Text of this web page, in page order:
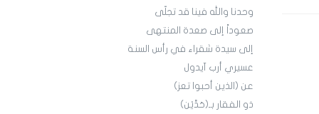
وحدنا والله فينا قد تجلّى
صعوداً إلى صعدة المنتهى
إلى سيدة شقراء في رأس السنة
عسيري أرب آيدول
عن (الذين أحبوا تعز)
ذو الفقار بـ(حَدَّيْن)